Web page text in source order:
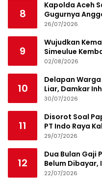
8
Kapolda Aceh
Gugurnya
Bandar Narkoba
26/07/2026
9
Wujudkan
Simeulue
02/08/2026
10
Delapan
Liar, Damkar
30/07/2026
11
Disorot Soal
PT Indo Raya
29/07/2026
12
Dua Bulan Gaji
Belum Dibayar,
22/07/2026